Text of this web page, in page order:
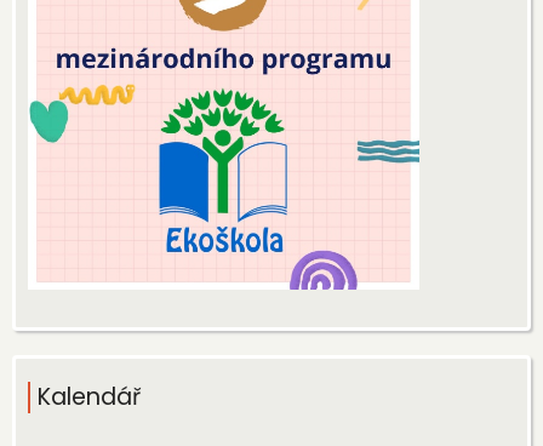
Kalendář